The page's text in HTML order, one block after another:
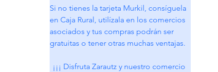
Si no tienes la tarjeta Murkil, consíguela
en Caja Rural, utilízala en los comercios
asociados y tus compras podrán ser
gratuitas o tener otras muchas ventajas.
¡¡¡ Disfruta Zarautz y nuestro comercio